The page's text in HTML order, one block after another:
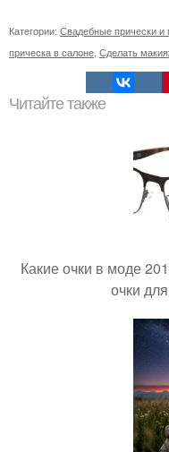
Категории: Свадебные прически и
прическа в салоне, Сделать
Читайте также
Какие очки в моде
очки